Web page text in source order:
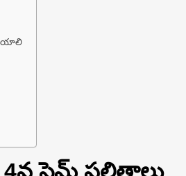
చేయాలి